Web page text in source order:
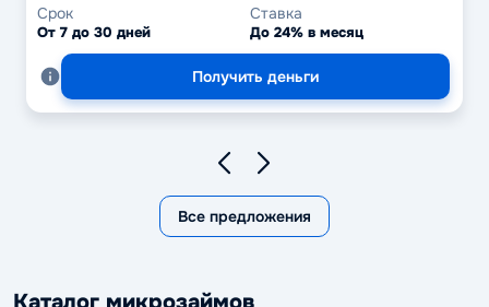
Срок
От 7 до 30 дней
Ставка
До 24% в месяц
Получить деньги
Все предложения